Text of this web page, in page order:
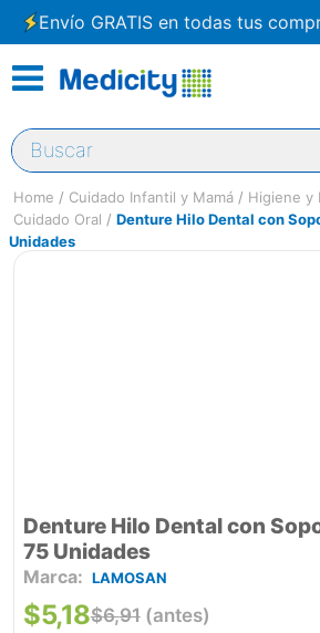
Envío GRATIS en todas tus
Buscar
Cuidado Infantil y Mamá
Higiene y
Cuidado Oral
Denture Hilo Dental con
Unidades
Denture Hilo Dental con
75 Unidades
LAMOSAN
$6,91 (antes)
$5,18